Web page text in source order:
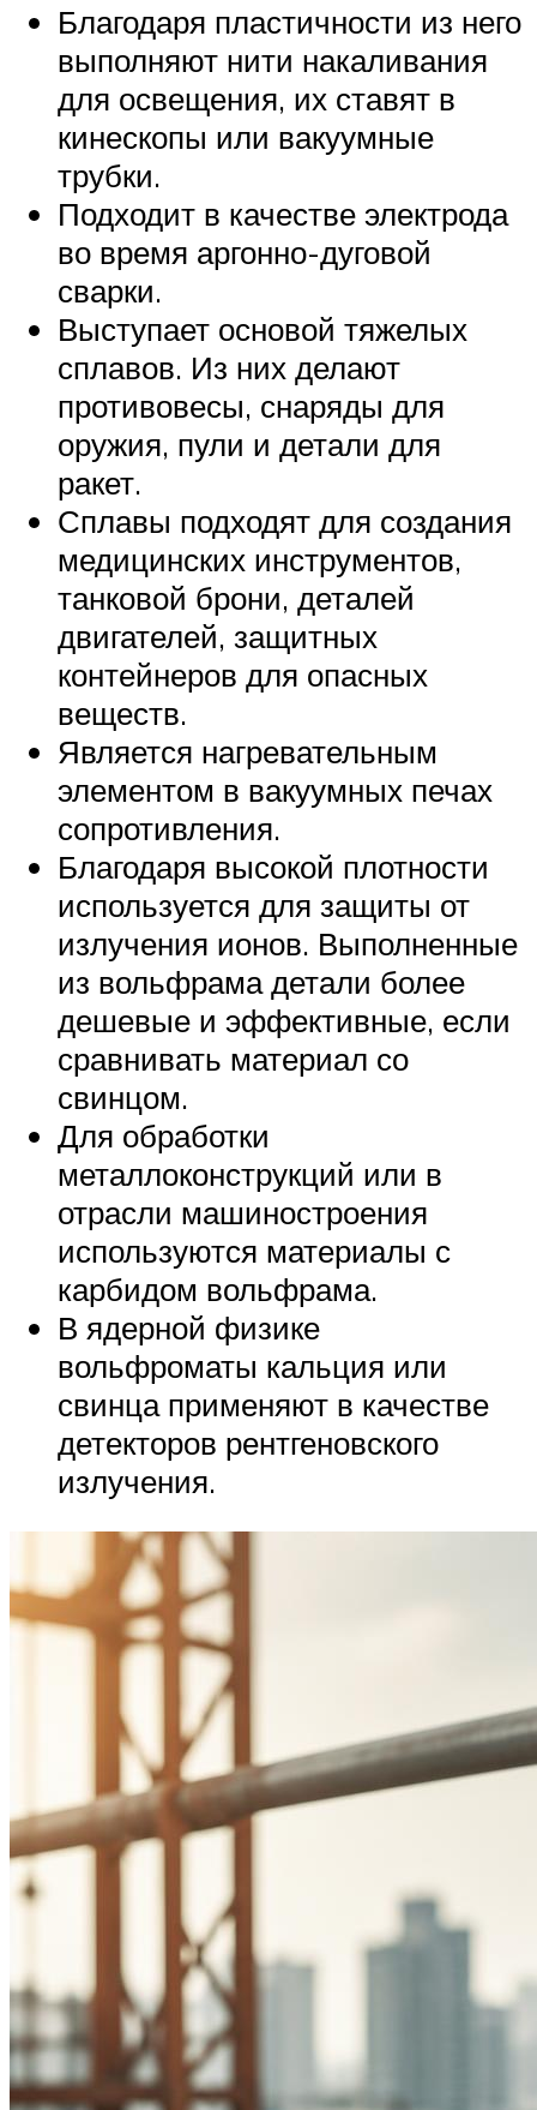
Благодаря пластичности из него
выполняют нити накаливания
для освещения, их ставят в
кинескопы или вакуумные
трубки.
Подходит в качестве электрода
во время аргонно-дуговой
сварки.
Выступает основой тяжелых
сплавов. Из них делают
противовесы, снаряды для
оружия, пули и детали для
ракет.
Сплавы подходят для создания
медицинских инструментов,
танковой брони, деталей
двигателей, защитных
контейнеров для опасных
веществ.
Является нагревательным
элементом в вакуумных печах
сопротивления.
Благодаря высокой плотности
используется для защиты от
излучения ионов. Выполненные
из вольфрама детали более
дешевые и эффективные, если
сравнивать материал со
свинцом.
Для обработки
металлоконструкций или в
отрасли машиностроения
используются материалы с
карбидом вольфрама.
В ядерной физике
вольфроматы кальция или
свинца применяют в качестве
детекторов рентгеновского
излучения.